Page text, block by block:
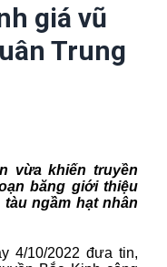
giá vũ
Trung
vừa khiến truyền
băng giới thiệu
tàu ngầm hạt nhân
4/10/2022 đưa tin,